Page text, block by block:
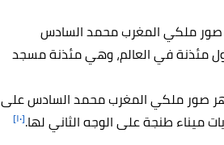
الأزرق، تظهر صور ملكي المغرب محمد السادس
مئذنة في العالم، وهي مئذنة مسجد
الأزرق، وتظهر صور ملكي المغرب محمد السادس على
ميناء طنجة على الوجه الثاني لها.[١٠]